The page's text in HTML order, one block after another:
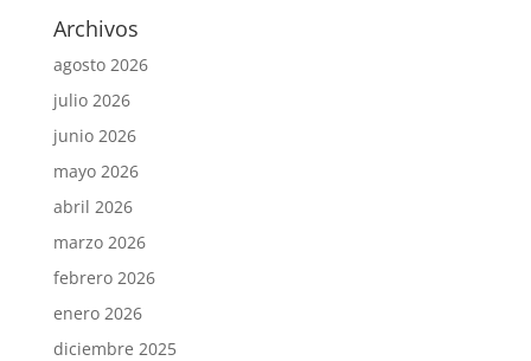
Archivos
agosto 2026
julio 2026
junio 2026
mayo 2026
abril 2026
marzo 2026
febrero 2026
enero 2026
diciembre 2025